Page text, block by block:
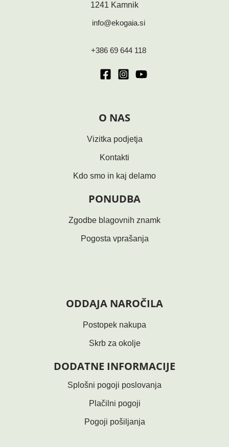
1241 Kamnik
info@ekogaia.si
+386 69 644 118
O NAS
Vizitka podjetja
Kontakti
Kdo smo in kaj delamo
PONUDBA
Zgodbe blagovnih znamk
Pogosta vprašanja
ODDAJA NAROČILA
Postopek nakupa
Skrb za okolje
DODATNE INFORMACIJE
Splošni pogoji poslovanja
Plačilni pogoji
Pogoji pošiljanja